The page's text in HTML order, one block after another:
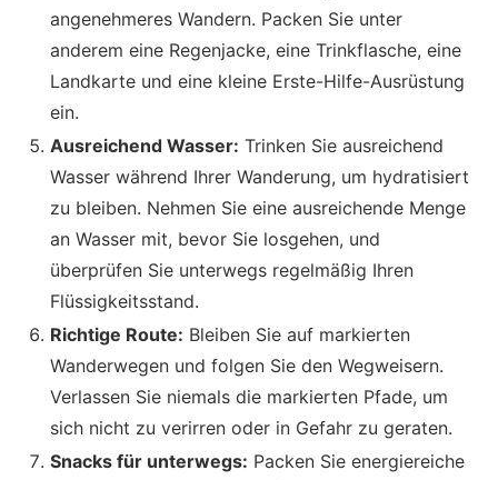
angenehmeres Wandern. Packen Sie unter
anderem eine Regenjacke, eine Trinkflasche, eine
Landkarte und eine kleine Erste-Hilfe-Ausrüstung
ein.
Ausreichend Wasser: Trinken Sie ausreichend
Wasser während Ihrer Wanderung, um hydratisiert
zu bleiben. Nehmen Sie eine ausreichende Menge
an Wasser mit, bevor Sie losgehen, und
überprüfen Sie unterwegs regelmäßig Ihren
Flüssigkeitsstand.
Richtige Route: Bleiben Sie auf markierten
Wanderwegen und folgen Sie den Wegweisern.
Verlassen Sie niemals die markierten Pfade, um
sich nicht zu verirren oder in Gefahr zu geraten.
Snacks für unterwegs: Packen Sie energiereiche